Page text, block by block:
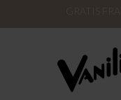
GRATIS